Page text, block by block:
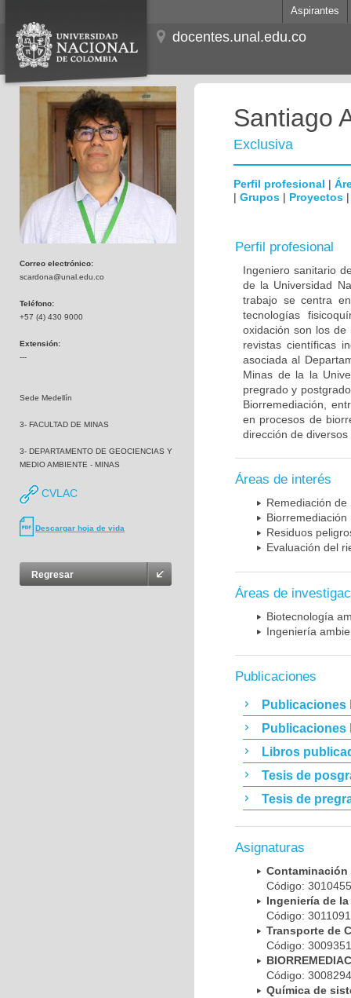
Aspirantes
docentes.unal.edu.co
Correo electrónico:
scardona@unal.edu.co
Teléfono:
+57 (4) 430 9000
Extensión:
---
Sede Medellín
3- FACULTAD DE MINAS
3- DEPARTAMENTO DE GEOCIENCIAS Y
MEDIO AMBIENTE - MINAS
CVLAC
Descargar hoja de vida
Regresar
Santiago
Exclusiva
Perfil profesional |
| Grupos | Proyectos
Perfil profesional
Ingeniero sanitario
de la Universidad
trabajo se centra
tecnologías
oxidación son los
revistas científicas
asociada al
Minas de la la
pregrado y
Biorremediación,
en procesos de
dirección de
Áreas de interés
Remediación
Biorremediación
Residuos
Evaluación del
Áreas de
Biotecnología
Ingeniería
Publicaciones
Publicaciones
Publicaciones
Libros
Tesis de
Tesis de
Asignaturas
Contaminación
Código:
Ingeniería de la
Código:
Transporte de
Código:
Código:
Química de